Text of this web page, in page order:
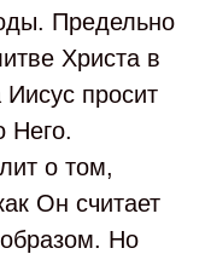
Предельно
Христа в
просит
Него.
о том,
Он считает
Но